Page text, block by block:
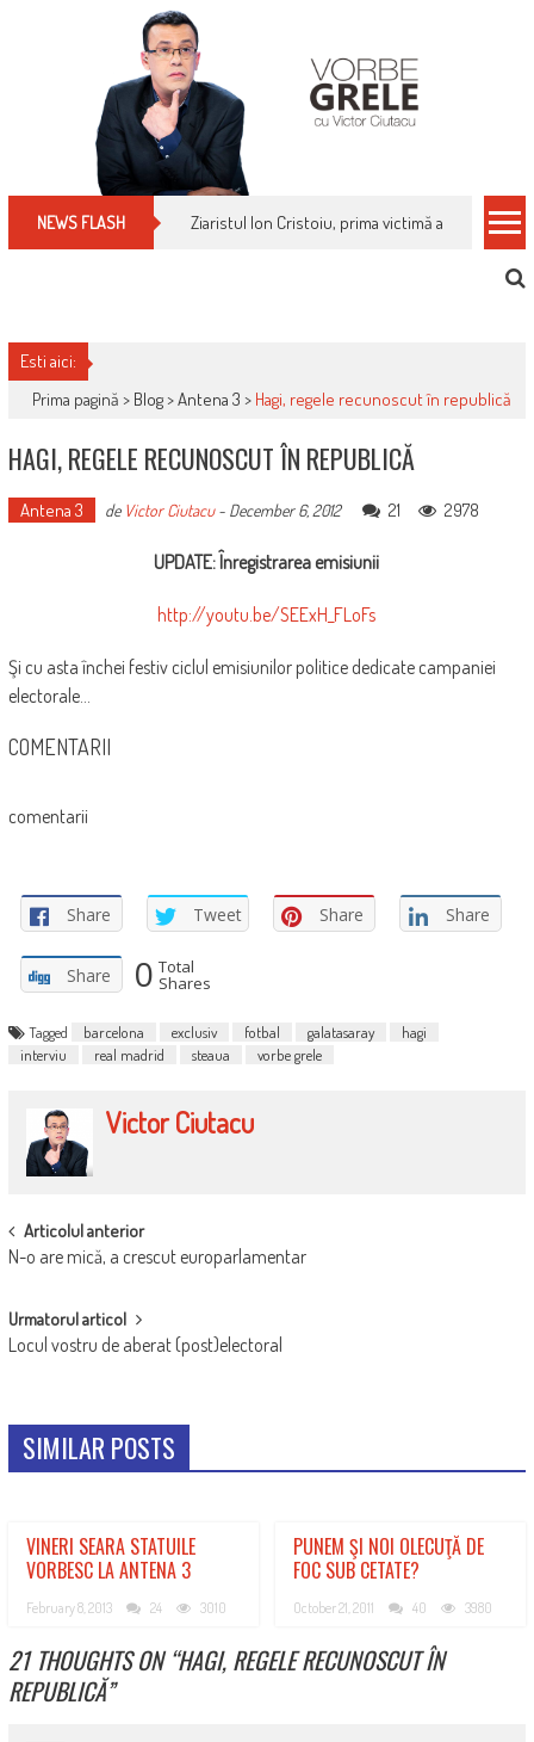
NEWS FLASH Ziaristul Ion Cristoiu, prima victimă a noi
Esti aici:
Prima pagină > Blog>Antena 3 > Hagi, regele recunoscut în republică
HAGI, REGELE RECUNOSCUT ÎN REPUBLICĂ
Antena 3 de Victor Ciutacu- December 6, 2012 21 2978
UPDATE: Înregistrarea emisiunii
http://youtu.be/SEExH_FLoFs
Şi cu asta închei festiv ciclul emisiunilor politice dedicate campaniei
electorale…
COMENTARII
comentarii
Share Tweet Share Share
Share 0 Total
Shares
Tagged barcelona exclusiv fotbal galatasaray
hagi
interviu
real madrid steaua vorbe grele
Victor Ciutacu
POST
NAVIGATION
Articolul anterior
N-o are mică, a crescut europarlamentar
Urmatorul articol
Locul vostru de aberat (post)electoral
SIMILAR POSTS
VINERI SEARA STATUILE
VORBESC LA ANTENA 3
February 8, 2013 24 3010
PUNEM ŞI NOI OLECUŢĂ DE
FOC SUB CETATE?
October 21, 2011 40 3980
21 THOUGHTS ON “HAGI, REGELE RECUNOSCUT ÎN
REPUBLICĂ”